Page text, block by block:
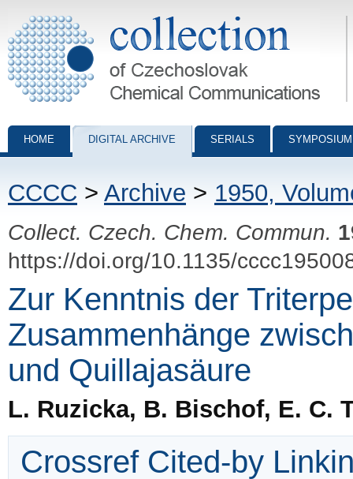
Collection of Czechoslovak Chemical Communications - digital
HOME DIGITAL ARCHIVE SERIALS
CCCC > Archive > 1950,
Collect. Czech. Chem. Commun.
https://doi.org/10.1135/
Zur Kenntnis der
Zusammenhänge
und Quillajasäure
L. Ruzicka, B. Bischof, E. C.
Crossref Cited-by